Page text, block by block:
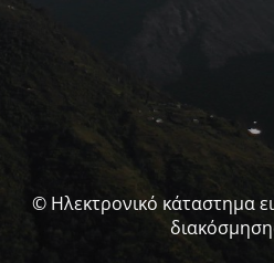
© Ηλεκτρονικό κάταστημα